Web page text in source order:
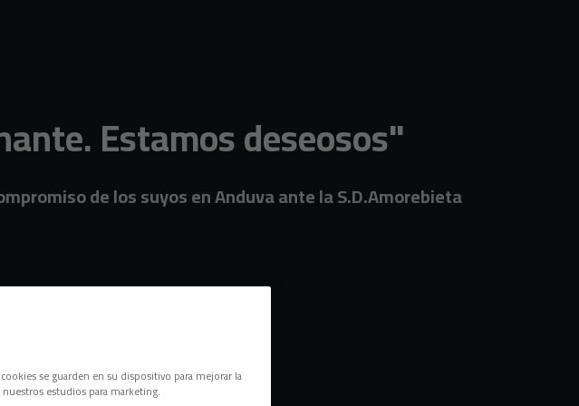
Estamos deseosos"
de los suyos en Anduva ante la S.D.Amorebieta
se guarden en su dispositivo para mejorar la
estudios para marketing.